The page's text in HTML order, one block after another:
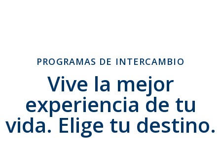
PROGRAMAS DE INTERCAMBIO
Vive la mejor
experiencia de tu
vida. Elige tu destino.